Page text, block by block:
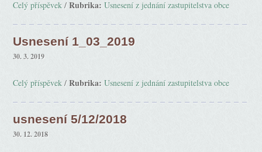
Celý příspěvek /Rubrika: Usnesení z jednání zastupitelstva obce
Usnesení 1_03_2019
30. 3. 2019
Celý příspěvek /Rubrika: Usnesení z jednání zastupitelstva obce
usnesení 5/12/2018
30. 12. 2018